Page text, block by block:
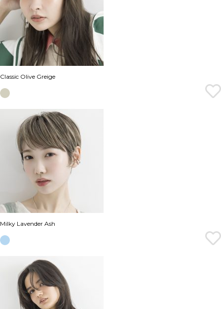
Classic Olive Greige
Milky Lavender Ash